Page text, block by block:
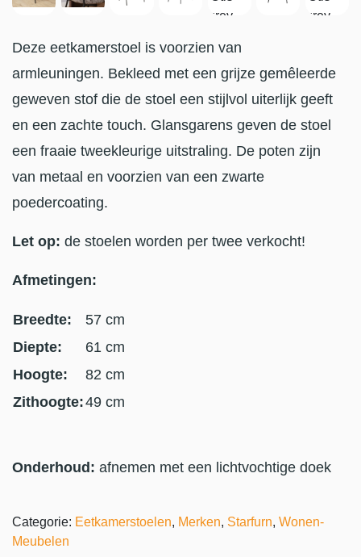
Deze eetkamerstoel is voorzien van
armleuningen. Bekleed met een grijze gemêleerde
geweven stof die de stoel een stijlvol uiterlijk geeft
en een zachte touch. Glansgarens geven de stoel
een fraaie tweekleurige uitstraling. De poten zijn
van metaal en voorzien van een zwarte
poedercoating.
Let op: de stoelen worden per twee verkocht!
Afmetingen:
Breedte:
57 cm
Diepte:
61 cm
Hoogte:
82 cm
Zithoogte:49 cm
Onderhoud: afnemen met een lichtvochtige doek
Categorie: Eetkamerstoelen, Merken, Starfurn, Wonen-
Meubelen